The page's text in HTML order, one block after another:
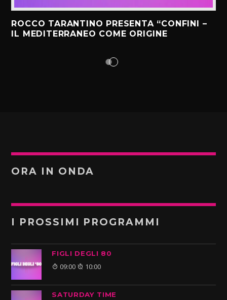
ROCCO TARANTINO PRESENTA “CONFINI –
IL MEDITERRANEO COME ORIGINE
ORA IN ONDA
I PROSSIMI PROGRAMMI
FIGLI DEGLI 80
09:00 10:00
SATURDAY TIME